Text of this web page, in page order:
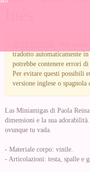
tradotto automaticamente
potrebbe contenere errori
Per evitare questi possibili
versione inglese o spagnola
Las Miniamigas di Paola
dimensioni e la sua
ovunque tu vada.
- Materiale corpo: vinile.
- Articolazioni: testa, spalle e